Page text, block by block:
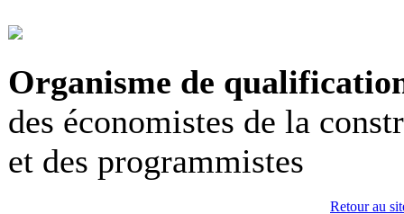
Organisme de
des économistes de la
et des programmistes
Retour au